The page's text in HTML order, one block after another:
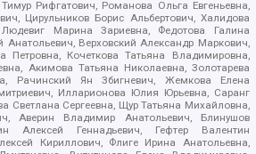
Рифгатович, Романова Ольга Евгеньевна,
Цирульников Борис Альбертович, Халидова
Марина Зариевна, Федотова Галина
Анатольевич, Верховский Александр Маркович,
Петровна, Кочеткова Татьяна Владимировна,
Акимова Татьяна Николаевна, Золотарева
Рачинский Ян Збигневич, Жемкова Елена
Илларионова Юлия Юрьевна, Саранг
Светлана Сергеевна, Щур Татьяна Михайловна,
Аверин Владимир Анатольевич, Блинушов
Алексей Геннадьевич, Гефтер Валентин
Кириллович, Флиге Ирина Анатольевна,